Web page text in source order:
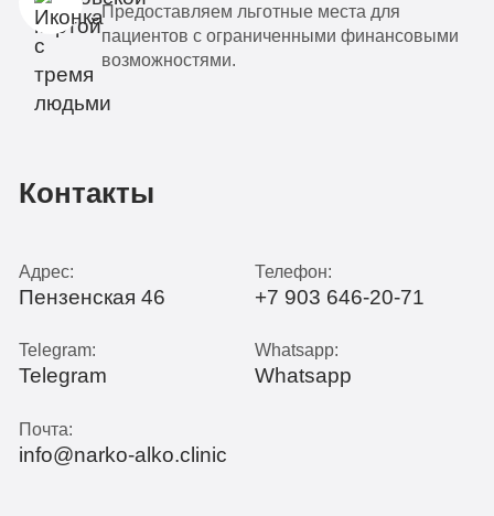
Предоставляем льготные места для
пациентов с ограниченными финансовыми
возможностями.
Контакты
Адрес:
Пензенская 46
Телефон:
+7 903 646-20-71
Telegram:
Telegram
Whatsapp:
Whatsapp
Почта:
info@narko-alko.clinic